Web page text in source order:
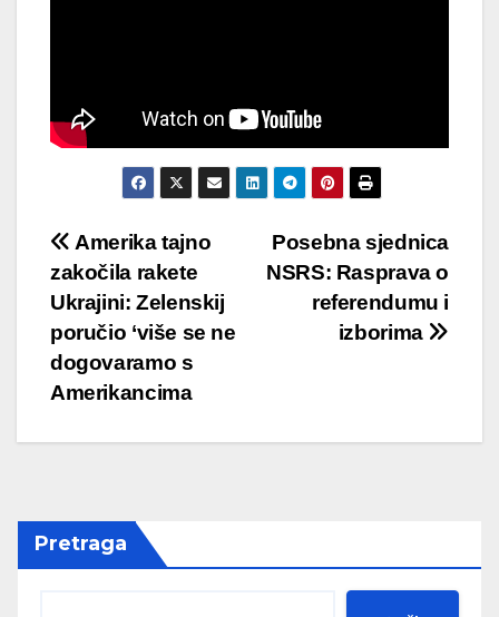
Post
navigation
Posebna sjednica
NSRS: Rasprava o
referendumu i
izborima
Amerika tajno
zakočila rakete
Ukrajini: Zelenskij
poručio ‘više se ne
dogovaramo s
Amerikancima
Pretraga